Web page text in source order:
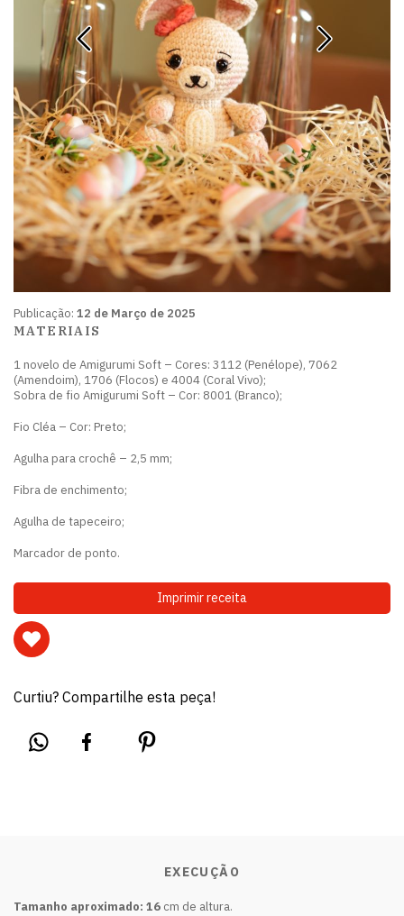
Publicação: 12 de Março de 2025
MATERIAIS
1 novelo de Amigurumi Soft – Cores: 3112 (Penélope), 7062
(Amendoim), 1706 (Flocos) e 4004 (Coral Vivo);
Sobra de fio Amigurumi Soft – Cor: 8001 (Branco);
Fio Cléa – Cor: Preto;
Agulha para crochê – 2,5 mm;
Fibra de enchimento;
Agulha de tapeceiro;
Marcador de ponto.
Imprimir receita
Curtiu? Compartilhe esta peça!
EXECUÇÃO
Tamanho aproximado: 16 cm de altura.